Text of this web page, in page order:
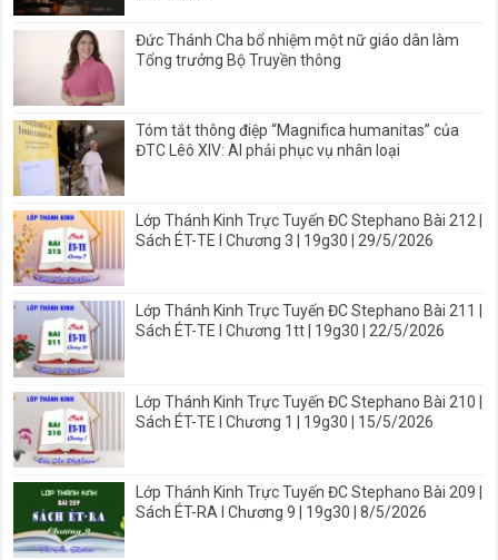
Đức Thánh Cha bổ nhiệm một nữ giáo dân làm
Tổng trưởng Bộ Truyền thông
Tóm tắt thông điệp “Magnifica humanitas” của
ĐTC Lêô XIV: AI phải phục vụ nhân loại
Lớp Thánh Kinh Trực Tuyến ĐC Stephano Bài 212 |
Sách ÉT-TE I Chương 3 | 19g30 | 29/5/2026
Lớp Thánh Kinh Trực Tuyến ĐC Stephano Bài 211 |
Sách ÉT-TE I Chương 1tt | 19g30 | 22/5/2026
Lớp Thánh Kinh Trực Tuyến ĐC Stephano Bài 210 |
Sách ÉT-TE I Chương 1 | 19g30 | 15/5/2026
Lớp Thánh Kinh Trực Tuyến ĐC Stephano Bài 209 |
Sách ÉT-RA I Chương 9 | 19g30 | 8/5/2026